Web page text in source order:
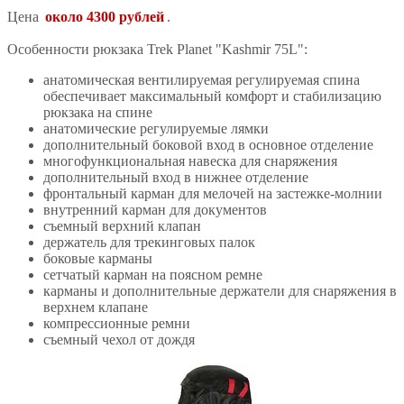
Цена около 4300 рублей .
Особенности рюкзака Trek Planet "Kashmir 75L":
анатомическая вентилируемая регулируемая спина
обеспечивает максимальный комфорт и стабилизацию
рюкзака на спине
анатомические регулируемые лямки
дополнительный боковой вход в основное отделение
многофункциональная навеска для снаряжения
дополнительный вход в нижнее отделение
фронтальный карман для мелочей на застежке-молнии
внутренний карман для документов
съемный верхний клапан
держатель для трекинговых палок
боковые карманы
сетчатый карман на поясном ремне
карманы и дополнительные держатели для снаряжения в
верхнем клапане
компрессионные ремни
съемный чехол от дождя